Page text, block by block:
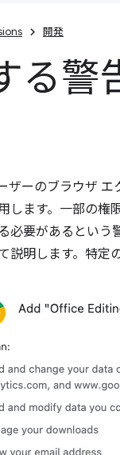
開発
る警
ザーのブラウザ
します。一部の権
必要があるとい
説明します。特定